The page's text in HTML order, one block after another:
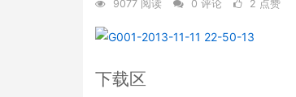
9077 阅读 0 评论 2 点赞
下载区